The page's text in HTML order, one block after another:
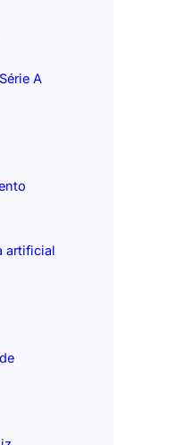
A
artificial